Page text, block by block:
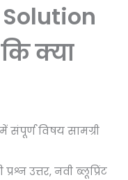
क्या
संपूर्ण विषय सामग्री
उत्तर, नवी ब्लूप्रिंट